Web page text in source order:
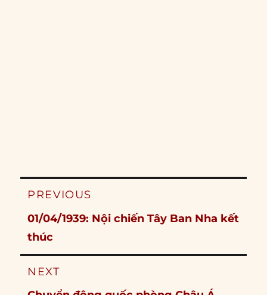
Post
PREVIOUS
Previous
post:
01/04/1939: Nội chiến Tây Ban Nha kết
thúc
NEXT